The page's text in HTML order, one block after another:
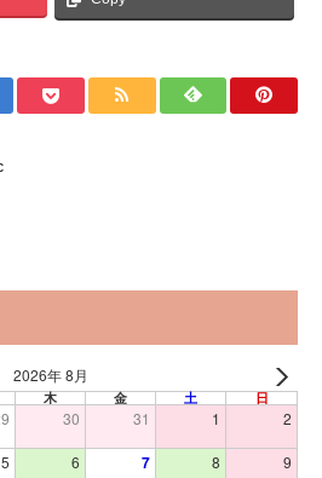
2026年 8月
木 金 土 日
30 31 1 2
5 6 7 8 9